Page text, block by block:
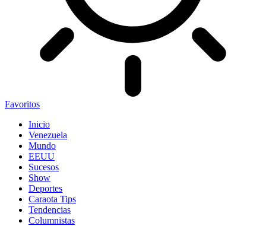
Favoritos
Inicio
Venezuela
Mundo
EEUU
Sucesos
Show
Deportes
Caraota Tips
Tendencias
Columnistas